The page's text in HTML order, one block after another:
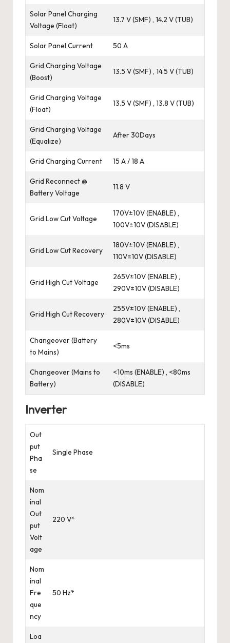
Solar Panel Charging
Voltage (Float)
13.7 V (SMF) , 14.2 V (TUB)
Solar Panel Current 50 A
Grid Charging Voltage
(Boost)
13.5 V (SMF) , 14.5 V (TUB)
Grid Charging Voltage
(Float)
13.5 V (SMF) , 13.8 V (TUB)
Grid Charging Voltage
(Equalize)
After 30Days
Grid Charging Current 15 A / 18 A
Grid Reconnect @
Battery Voltage
11.8 V
Grid Low Cut Voltage
170V±10V (ENABLE) ,
100V±10V (DISABLE)
Grid Low Cut Recovery
180V±10V (ENABLE) ,
110V±10V (DISABLE)
Grid High Cut Voltage
265V±10V (ENABLE) ,
290V±10V (DISABLE)
Grid High Cut Recovery
255V±10V (ENABLE) ,
280V±10V (DISABLE)
Changeover (Battery
to Mains)
<5ms
Changeover (Mains to
Battery)
<10ms (ENABLE) , <80ms
(DISABLE)
Inverter
Out
put
Pha
se
Single Phase
Nom
inal
Out
put
Volt
age
220 V*
Nom
inal
Fre
que
ncy
50 Hz*
Loa